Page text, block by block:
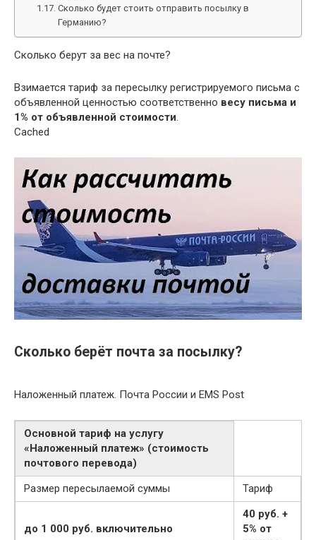
Сколько будет стоить отправить посылку в
Германию?
Сколько берут за вес на почте?
Взимается тариф за пересылку регистрируемого письма с
объявленной ценностью соответственно весу письма и
1% от объявленной стоимости.
Cached
Сколько берёт почта за посылку?
Наложенный платеж. Почта России и EMS Post
Основной тариф на услугу
«Наложенный платеж» (стоимость
почтового перевода)
Размер пересылаемой суммы
Тариф
до 1 000 руб. включительно
40 руб. +
5% от